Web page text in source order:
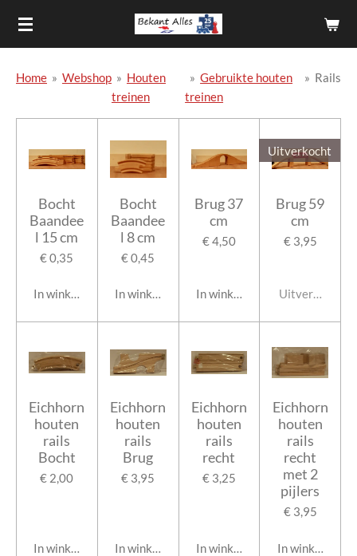
Ga
direct
deHome » Webshop » Houten
treinen
» Gebruikte houten
treinen
» Rails
Bocht
Baandee
l 15 cm
€ 0,35
In winkelwagen
Bocht
Baandee
l 8 cm
€ 0,45
In winkelwagen
Brug 37
cm
€ 4,50
In winkelwagen
Uitverkocht
Brug 59
cm
€ 3,95
Uitverkocht
Eichhorn
houten
rails
Bocht
€ 2,00
In winkelwagen
Eichhorn
houten
rails
Brug
€ 3,95
In winkelwagen
Eichhorn
houten
rails
recht
€ 3,25
In winkelwagen
Eichhorn
houten
rails
recht
met 2
pijlers
€ 3,95
In